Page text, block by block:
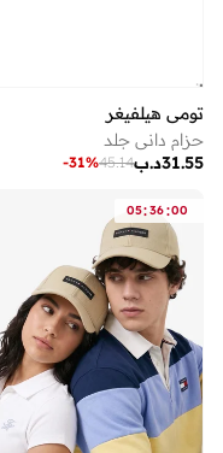
تومي هيلفيغر
حزام داني جلد
د.ب31.55
45.14
-31%
05:36:00